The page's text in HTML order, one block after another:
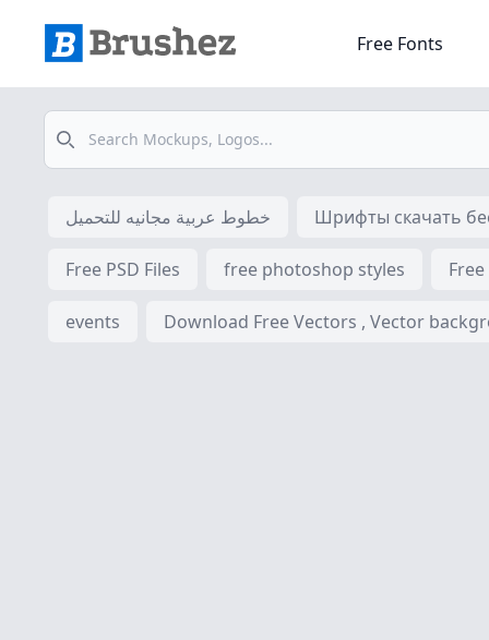
Free Fonts
Search
خطوط عربية مجانيه للتحميل Шрифты скачать
Free PSD Files free photoshop styles
events Download Free Vectors , Vector